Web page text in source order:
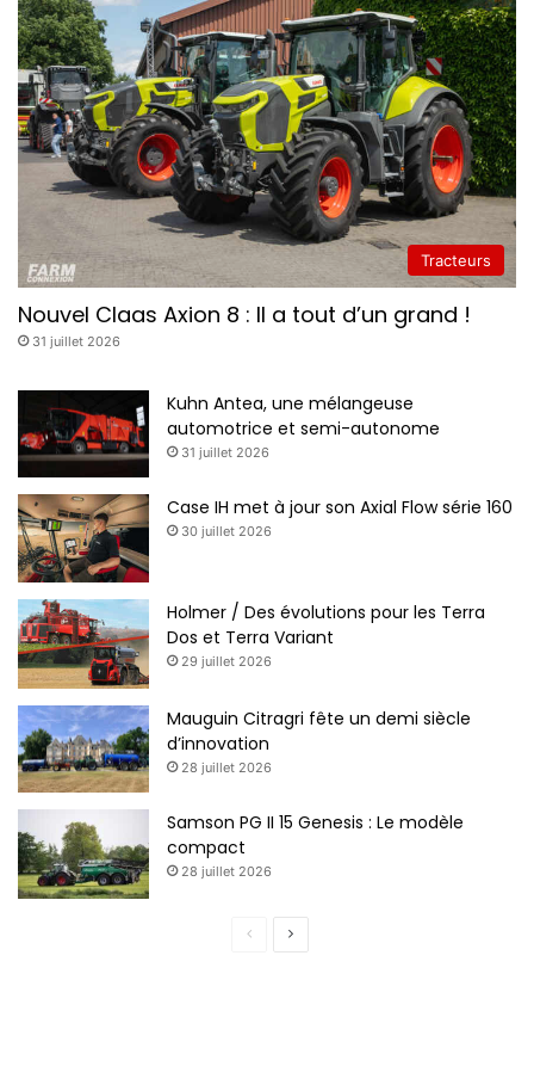
Tracteurs
Nouvel Claas Axion 8 : Il a tout d’un grand !
31 juillet 2026
Kuhn Antea, une mélangeuse
automotrice et semi-autonome
31 juillet 2026
Case IH met à jour son Axial Flow série 160
30 juillet 2026
Holmer / Des évolutions pour les Terra
Dos et Terra Variant
29 juillet 2026
Mauguin Citragri fête un demi siècle
d’innovation
28 juillet 2026
Samson PG II 15 Genesis : Le modèle
compact
28 juillet 2026
Page
Page